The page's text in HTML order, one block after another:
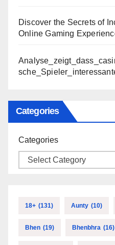
Discover the Secrets of
Online Gaming
Categories
Categories
18+ (131) Aunty (10)
Bhen (19) Bhenbhra (16)